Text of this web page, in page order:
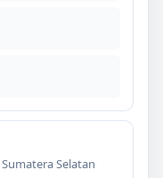
Sumatera Selatan